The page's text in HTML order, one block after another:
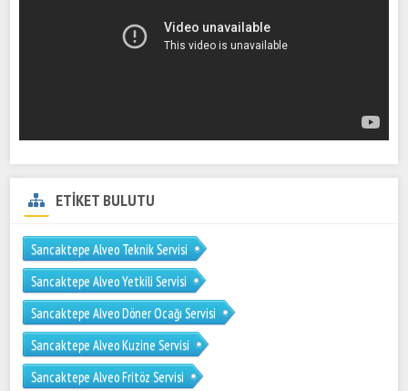
ETİKET BULUTU
Sancaktepe Alveo Teknik Servisi
Sancaktepe Alveo Yetkili Servisi
Sancaktepe Alveo Döner Ocağı Servisi
Sancaktepe Alveo Kuzine Servisi
Sancaktepe Alveo Fritöz Servisi